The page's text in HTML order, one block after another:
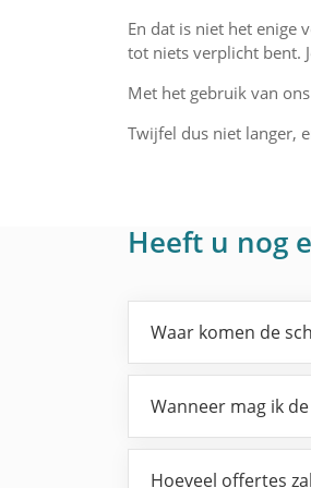
En dat is niet het enige
tot niets verplicht bent.
Met het gebruik van
Twijfel dus niet langer,
Heeft u nog
Waar komen de
Wanneer mag ik
Hoeveel offertes